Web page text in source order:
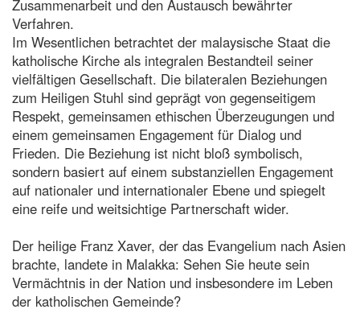
Zusammenarbeit und den Austausch bewährter
Verfahren.
Im Wesentlichen betrachtet der malaysische Staat die
katholische Kirche als integralen Bestandteil seiner
vielfältigen Gesellschaft. Die bilateralen Beziehungen
zum Heiligen Stuhl sind geprägt von gegenseitigem
Respekt, gemeinsamen ethischen Überzeugungen und
einem gemeinsamen Engagement für Dialog und
Frieden. Die Beziehung ist nicht bloß symbolisch,
sondern basiert auf einem substanziellen Engagement
auf nationaler und internationaler Ebene und spiegelt
eine reife und weitsichtige Partnerschaft wider.
Der heilige Franz Xaver, der das Evangelium nach Asien
brachte, landete in Malakka: Sehen Sie heute sein
Vermächtnis in der Nation und insbesondere im Leben
der katholischen Gemeinde?